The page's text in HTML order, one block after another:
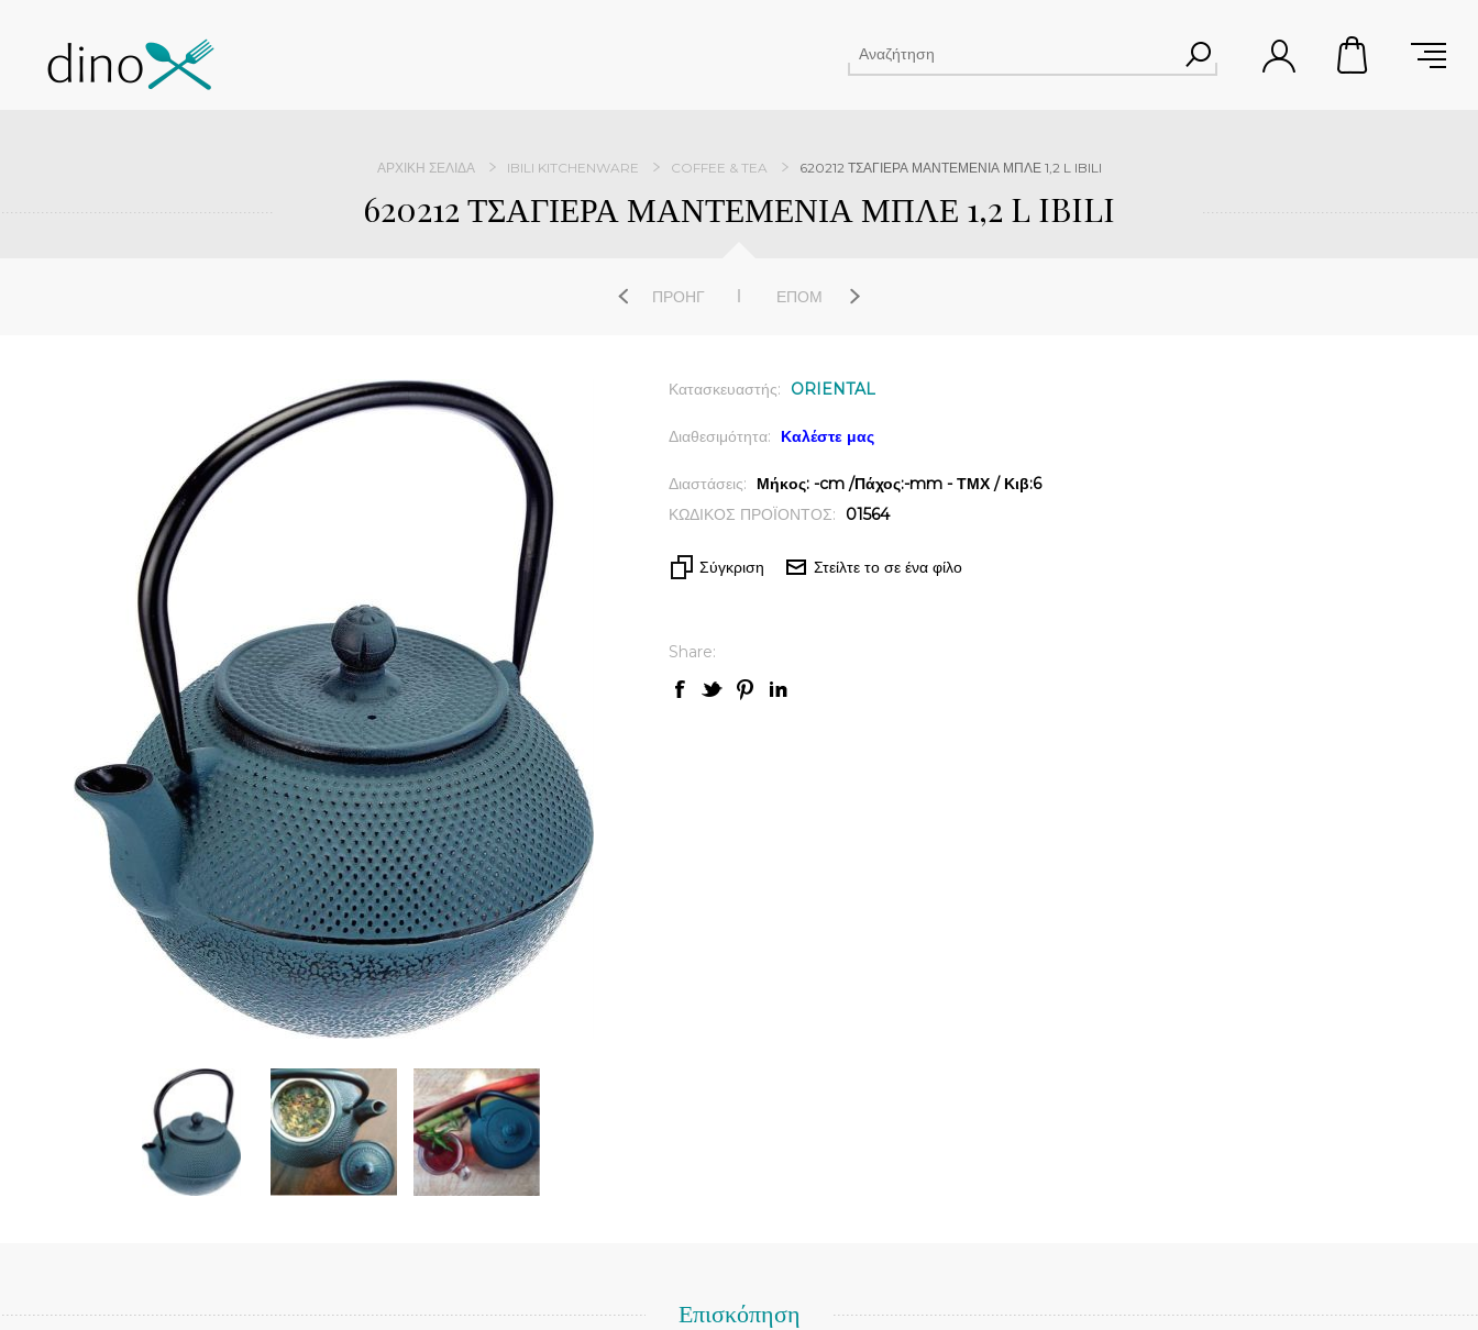
ΑΡΧΙΚΉ ΣΕΛΊΔΑ IBILI KITCHENWARE COFFEE & TEA 620212 ΤΣΑΓΙΕΡΑ ΜΑΝΤΕΜΕΝΙΑ ΜΠΛΕ 1,2 L IBILI
620212 ΤΣΑΓΙΕΡΑ ΜΑΝΤΕΜΕΝΙΑ ΜΠΛΕ 1,2 L IBILI
ΠΡΟΗΓ ΕΠΌΜ
Κατασκευαστής: ORIENTAL
Διαθεσιμότητα: Καλέστε μας
Διαστάσεις:
Μήκος: -cm /Πάχος:-mm - ΤΜΧ / Κιβ:6
ΚΩΔΙΚΟΣ ΠΡΟΪΟΝΤΟΣ:
01564
Σύγκριση Στείλτε το σε ένα φίλο
Share:
Επισκόπηση